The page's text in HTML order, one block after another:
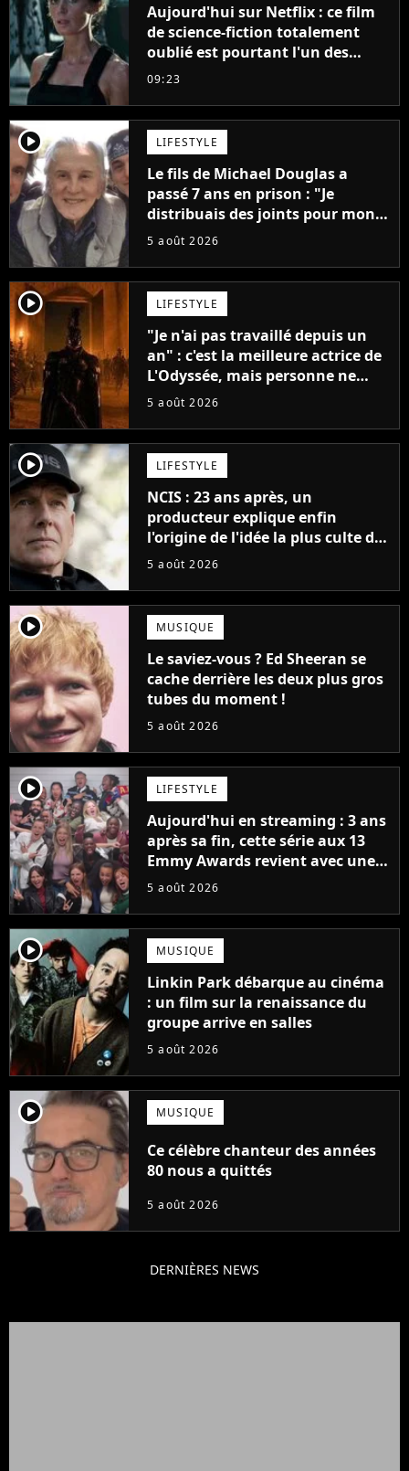
Aujourd'hui sur Netflix : ce film
de science-fiction totalement
oublié est pourtant l'un des
meilleurs des années 2010
09:23
player2 LIFESTYLE
Le fils de Michael Douglas a
passé 7 ans en prison : "Je
distribuais des joints pour mon
père"
5 août 2026
player2 LIFESTYLE
"Je n'ai pas travaillé depuis un
an" : c'est la meilleure actrice de
L'Odyssée, mais personne ne
veut lui donner de rôle au
5 août 2026
player2 LIFESTYLE
NCIS : 23 ans après, un
producteur explique enfin
l'origine de l'idée la plus culte de
la série (et on ne parle pas du
5 août 2026
player2 MUSIQUE
Le saviez-vous ? Ed Sheeran se
cache derrière les deux plus gros
tubes du moment !
5 août 2026
player2 LIFESTYLE
Aujourd'hui en streaming : 3 ans
après sa fin, cette série aux 13
Emmy Awards revient avec une
suite... totalement différente
5 août 2026
player2 MUSIQUE
Linkin Park débarque au cinéma
: un film sur la renaissance du
groupe arrive en salles
5 août 2026
player2 MUSIQUE
Ce célèbre chanteur des années
80 nous a quittés
5 août 2026
DERNIÈRES NEWS